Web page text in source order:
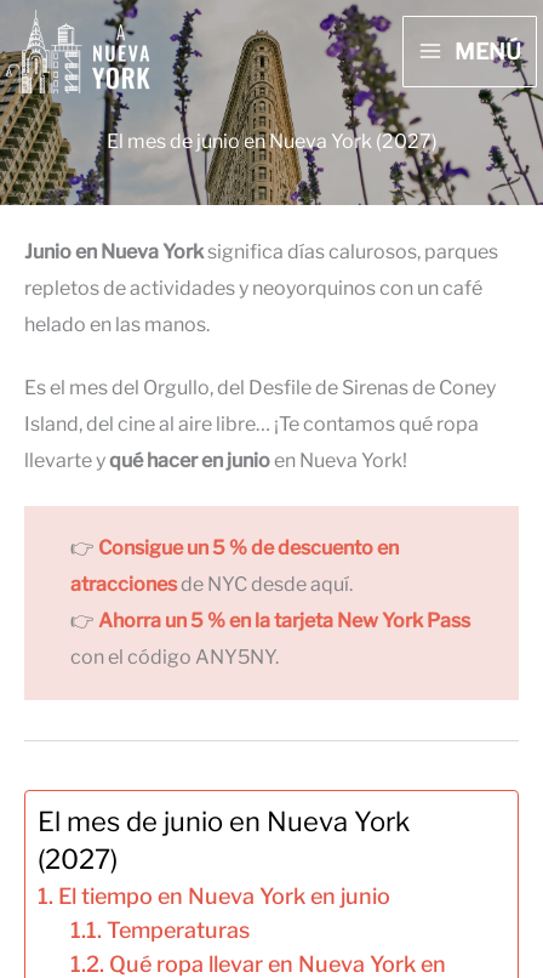
al
contenido
MAIN
MENU
MENÚ
El mes de junio en Nueva York (2027)
Junio en Nueva Yorksignifica días calurosos, parques
repletos de actividades y neoyorquinos con un café
helado en las manos.
Es el mes del Orgullo, del Desfile de Sirenas de Coney
Island, del cine al aire libre… ¡Te contamos qué ropa
llevarte yqué hacer en junioen Nueva York!
👉 Consigue un 5 % de descuento en
atraccionesde NYC desde aquí.
👉 Ahorra un 5 % en la tarjeta New York Pass
con el código ANY5NY.
El mes de junio en Nueva York
(2027)
El tiempo en Nueva York en junio
Temperaturas
Qué ropa llevar en Nueva York en